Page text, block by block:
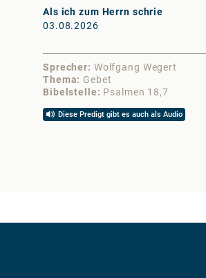
Als ich zum Herrn schrie
03.08.2026
Sprecher
Wolfgang Wegert
Thema
Gebet
Bibelstelle
Psalmen 18,7
Diese Predigt gibt es auch als Audio